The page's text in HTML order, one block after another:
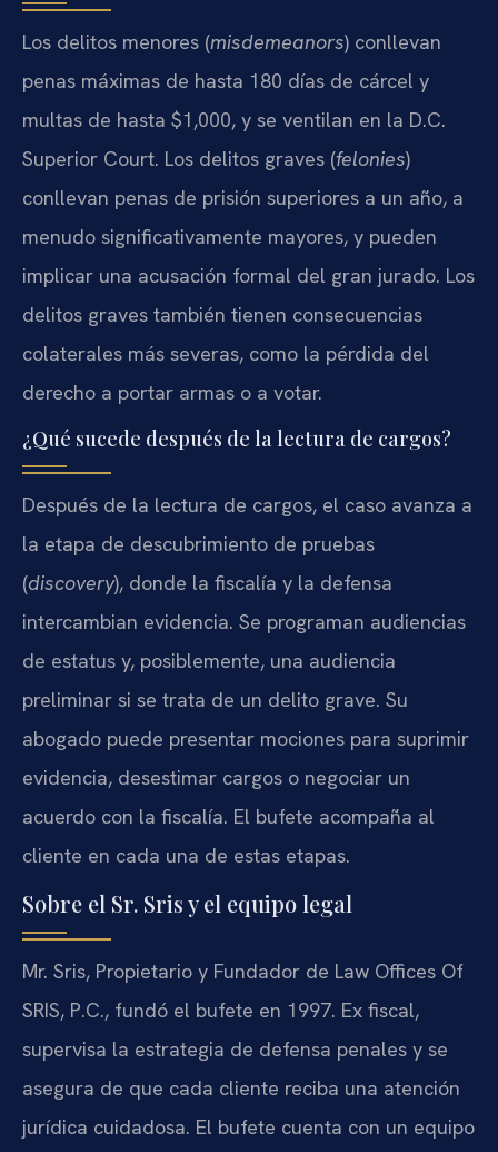
Los delitos menores (misdemeanors) conllevan
penas máximas de hasta 180 días de cárcel y
multas de hasta $1,000, y se ventilan en la D.C.
Superior Court. Los delitos graves (felonies)
conllevan penas de prisión superiores a un año, a
menudo significativamente mayores, y pueden
implicar una acusación formal del gran jurado. Los
delitos graves también tienen consecuencias
colaterales más severas, como la pérdida del
derecho a portar armas o a votar.
¿Qué sucede después de la lectura de cargos?
Después de la lectura de cargos, el caso avanza a
la etapa de descubrimiento de pruebas
(discovery), donde la fiscalía y la defensa
intercambian evidencia. Se programan audiencias
de estatus y, posiblemente, una audiencia
preliminar si se trata de un delito grave. Su
abogado puede presentar mociones para suprimir
evidencia, desestimar cargos o negociar un
acuerdo con la fiscalía. El bufete acompaña al
cliente en cada una de estas etapas.
Sobre el Sr. Sris y el equipo legal
Mr. Sris, Propietario y Fundador de Law Offices Of
SRIS, P.C., fundó el bufete en 1997. Ex fiscal,
supervisa la estrategia de defensa penales y se
asegura de que cada cliente reciba una atención
jurídica cuidadosa. El bufete cuenta con un equipo